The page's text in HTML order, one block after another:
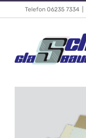
Telefon 06235 7334